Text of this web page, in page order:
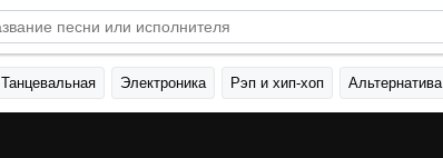
Танцевальная Электроника Рэп и хип-хоп Альтернатива